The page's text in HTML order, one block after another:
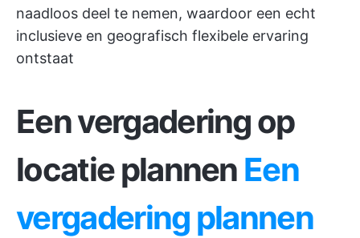
naadloos deel te nemen, waardoor een echt
inclusieve en geografisch flexibele ervaring
ontstaat
Een vergadering op
locatie plannen Een
vergadering plannen